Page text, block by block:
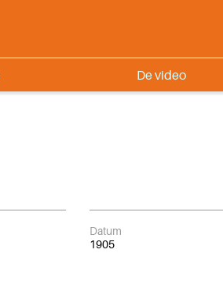
De video
Datum
1905